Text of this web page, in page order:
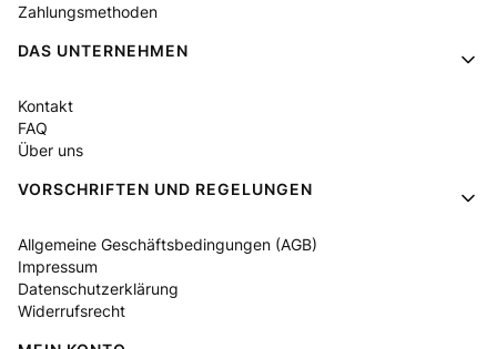
Zahlungsmethoden
DAS UNTERNEHMEN
Kontakt
FAQ
Über uns
VORSCHRIFTEN UND REGELUNGEN
Allgemeine Geschäftsbedingungen (AGB)
Impressum
Datenschutzerklärung
Widerrufsrecht